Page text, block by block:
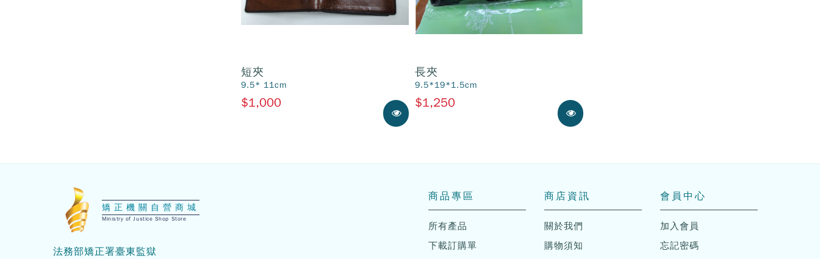
短夾
9.5* 11cm
$1,000
展示中
長夾
9.5*19*1.5cm
$1,250
展示中
矯正機關自營商城
Ministry of Justice Shop Store
法務部矯正署臺東監獄
商品專區
所有產品
下載訂購單
商店資訊
關於我們
購物須知
會員中心
加入會員
忘記密碼